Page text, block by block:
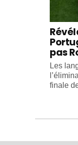
pas
Les
finale